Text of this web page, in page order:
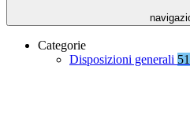
Categorie
Disposizioni generali 51